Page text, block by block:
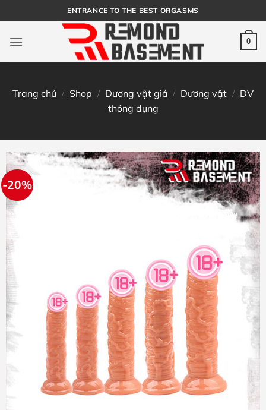
qua
nội
ENTRANCE TO THE BEST ORGASMS
0
Trang chủ / Shop / Dương vật giả / Dương vật / DV
thông dụng
-20%